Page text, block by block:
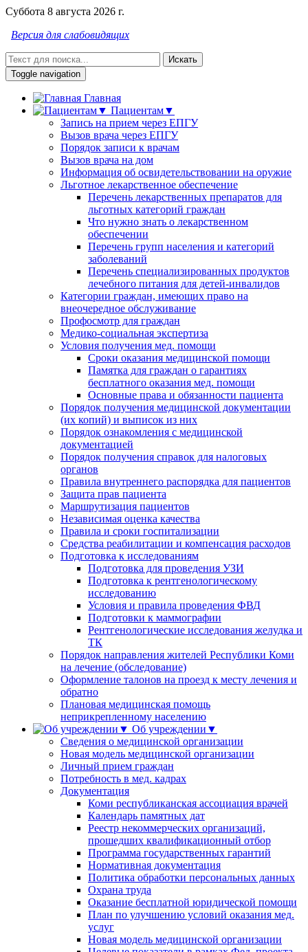
Суббота 8 августа 2026 г.
Версия для слабовидящих
Искать
Toggle navigation
Главная
Пациентам▼
Запись на прием через ЕПГУ
Вызов врача через ЕПГУ
Порядок записи к врачам
Вызов врача на дом
Информация об освидетельствовании на оружие
Льготное лекарственное обеспечение
Перечень лекарственных препаратов для
льготных категорий граждан
Что нужно знать о лекарственном
обеспечении
Перечень групп населения и категорий
заболеваний
Перечень специализированных продуктов
лечебного питания для детей-инвалидов
Категории граждан, имеющих право на
внеочередное обслуживание
Профосмотр для граждан
Медико-социальная экспертиза
Условия получения мед. помощи
Сроки оказания медицинской помощи
Памятка для граждан о гарантиях
бесплатного оказания мед. помощи
Основные права и обязанности пациента
Порядок получения медицинской документации
(их копий) и выписок из них
Порядок ознакомления с медицинской
документацией
Порядок получения справок для налоговых
органов
Правила внутреннего распорядка для пациентов
Защита прав пациента
Маршрутизация пациентов
Независимая оценка качества
Правила и сроки госпитализации
Средства реабилитации и компенсация расходов
Подготовка к исследованиям
Подготовка для проведения УЗИ
Подготовка к рентгенологическому
исследованию
Условия и правила проведения ФВД
Подготовки к маммографии
Рентгенологические исследования желудка и
ТК
Порядок направления жителей Республики Коми
на лечение (обследование)
Оформление талонов на проезд к месту лечения и
обратно
Плановая медицинская помощь
неприкрепленному населению
Об учреждении▼
Сведения о медицинской организации
Новая модель медицинской организации
Личный прием граждан
Потребность в мед. кадрах
Документация
Коми республиканская ассоциация врачей
Календарь памятных дат
Реестр некоммерческих организаций,
прошедших квалификационный отбор
Программа государственных гарантий
Нормативная документация
Политика обработки персональных данных
Охрана труда
Оказание бесплатной юридической помощи
План по улучшению условий оказания мед.
услуг
Новая модель медицинской организации